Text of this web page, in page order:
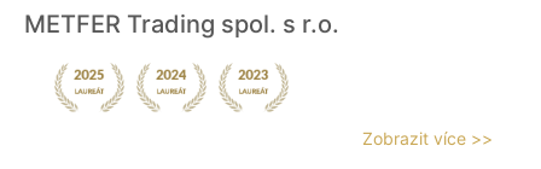
METFER Trading spol. s r.o.
Zobrazit více >>